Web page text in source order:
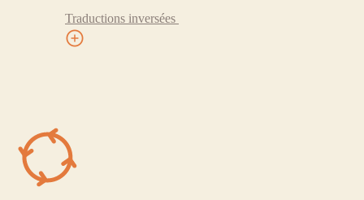
Traductions inversées